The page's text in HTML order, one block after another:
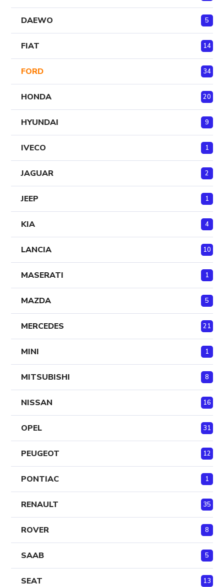
DAEWO 5
FIAT 14
FORD 34
HONDA 20
HYUNDAI 9
IVECO 1
JAGUAR 2
JEEP 1
KIA 4
LANCIA 10
MASERATI 1
MAZDA 5
MERCEDES 21
MINI 1
MITSUBISHI 8
NISSAN 16
OPEL 31
PEUGEOT 12
PONTIAC 1
RENAULT 35
ROVER 8
SAAB 5
SEAT 13